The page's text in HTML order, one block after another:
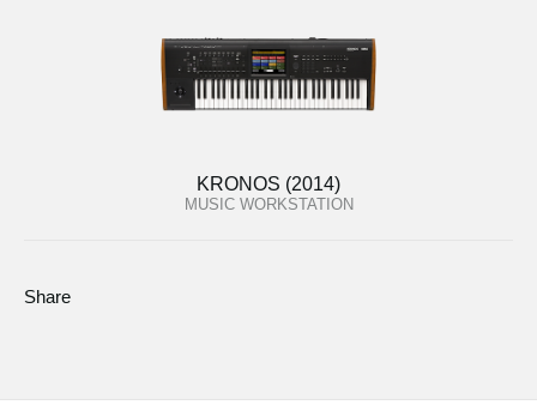
KRONOS (2014)
MUSIC WORKSTATION
Share